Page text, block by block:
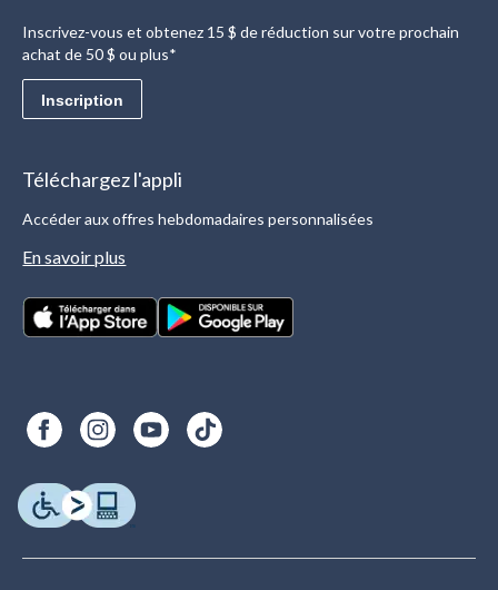
Inscrivez-vous et obtenez 15 $ de réduction sur votre prochain
achat de 50 $ ou plus*
Inscription
Téléchargez l'appli
Accéder aux offres hebdomadaires personnalisées
En savoir plus